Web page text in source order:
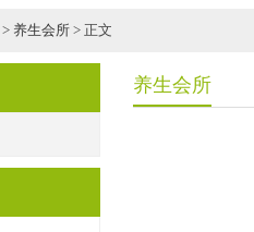
> 养生会所 > 正文
养生会所